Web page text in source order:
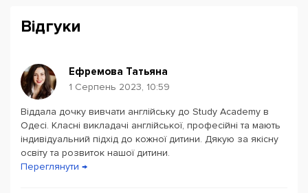
Powered byLeaflet— © Google 2026
Відгуки
Ефремова Татьяна
1 Серпень 2023, 10:59
Віддала дочку вивчати англійську до Study Academy в
Одесі. Класні викладачі англійської, професійні та мають
індивідуальний підхід до кожної дитини. Дякую за якісну
освіту та розвиток нашої дитини.
Переглянути →